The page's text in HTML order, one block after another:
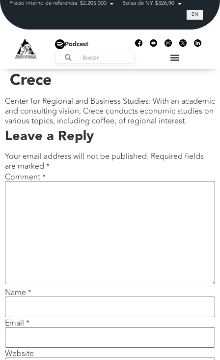
Precio interno de referencia: $2.205.000 Bolsa de NY: $326,90 Tasa de
EN
Podcast
Crece
Center for Regional and Business Studies: With an academic
and consulting vision, Crece conducts economic studies on
various topics, including coffee, of regional interest.
Leave a Reply
Your email address will not be published. Required fields
are marked *
Comment*
Name *
Email *
Website